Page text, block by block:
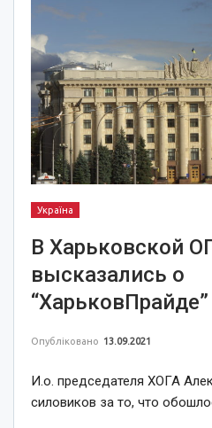
Україна
В Харьковской
высказались о
“ХарьковПрайде”
Опубліковано 13.09.2021
И.о. председателя ХОГА
силовиков за то, что